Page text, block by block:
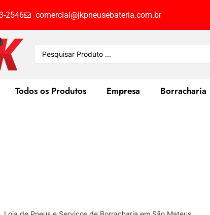
2546 comercial@jkpneusebateria.com.br
Todos os Produtos Empresa Borracharia